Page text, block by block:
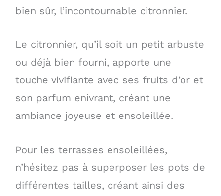
bien sûr, l’incontournable citronnier.
Le citronnier, qu’il soit un petit arbuste
ou déjà bien fourni, apporte une
touche vivifiante avec ses fruits d’or et
son parfum enivrant, créant une
ambiance joyeuse et ensoleillée.
Pour les terrasses ensoleillées,
n’hésitez pas à superposer les pots de
différentes tailles, créant ainsi des